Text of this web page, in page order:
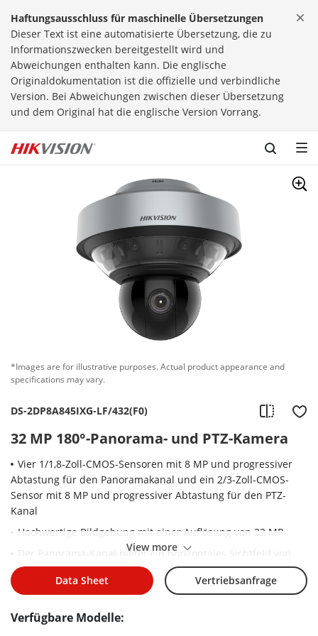
Haftungsausschluss für maschinelle Übersetzungen
Dieser Text ist eine automatisierte Übersetzung, die zu
Informationszwecken bereitgestellt wird und
Abweichungen enthalten kann. Die englische
Originaldokumentation ist die offizielle und verbindliche
Version. Bei Abweichungen zwischen dieser Übersetzung
und dem Original hat die englische Version Vorrang.
*Images are for illustrative purposes. Actual product appearance and
specifications may vary.
DS-2DP8A845IXG-LF/432(F0)
32 MP 180°-Panorama- und PTZ-Kamera
Vier 1/1,8-Zoll-CMOS-Sensoren mit 8 MP und progressiver
Abtastung für den Panoramakanal und ein 2/3-Zoll-CMOS-
Sensor mit 8 MP und progressiver Abtastung für den PTZ-
Kanal
Hochwertige Bildgebung mit einer Auflösung von 32 MP
Der Panorama-Kanal bietet ein horizontales Sichtfeld von
180° und ein vertikales Sichtfeld von 85°.
Hervorragende Leistung bei schlechten Lichtverhältnissen
Der 45-fache optische Zoom und der 16-fache digitale Zoom
des PTZ-Kanals ermöglichen Nahaufnahmen über weitläufige
View more
Data Sheet Vertriebsanfrage
Verfügbare Modelle: